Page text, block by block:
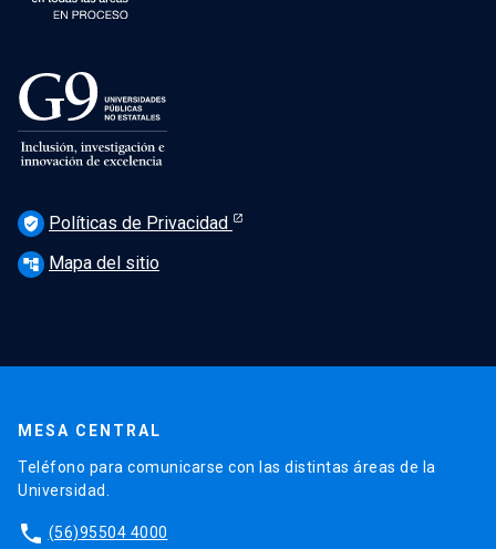
verified_user Políticas de Privacidad
account_tree Mapa del sitio
MESA CENTRAL
Teléfono para comunicarse con las distintas áreas de la
Universidad.
phone (56)95504 4000